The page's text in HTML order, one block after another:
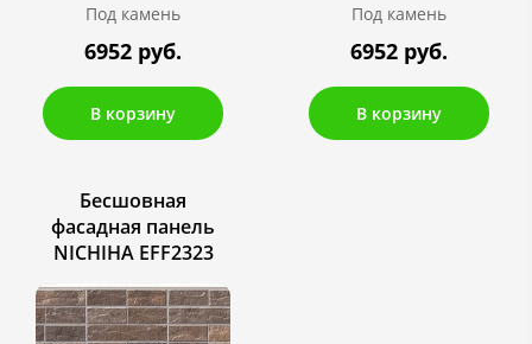
Под камень
6952 руб.
В корзину
Под камень
6952 руб.
В корзину
Бесшовная
фасадная панель
NICHIHA EFF2323